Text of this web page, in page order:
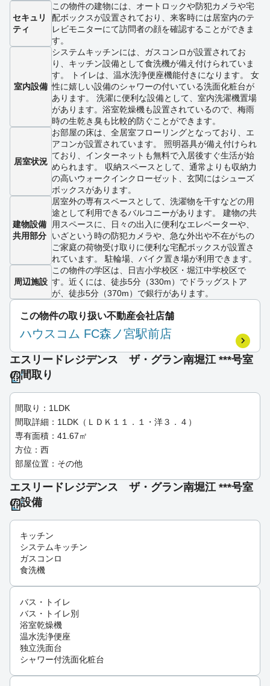
セキュリ
ティ
この物件の建物には、オートロックや防犯カメラや宅
配ボックスが設置されており、来客時には居室内のテ
レビモニターにて訪問者の顔を確認することができま
す。
室内設備
システムキッチンには、ガスコンロが設置されてお
り、キッチン設備として食洗機が備え付けられていま
す。 トイレは、温水洗浄便座機能付きになります。 女
性に嬉しい設備のシャワーの付いている洗面化粧台が
あります。 洗濯に便利な設備として、室内洗濯機置場
があります。浴室乾燥機も設置されているので、梅雨
時の生乾き臭も比較的防ぐことができます。
居室状況
お部屋の床は、全居室フローリングとなっており、エ
アコンが設置されています。 照明器具が備え付けられ
ており、インターネットも無料で入居後すぐ生活が始
められます。 収納スペースとして、通常よりも収納力
の高いウォークインクローゼット、玄関にはシューズ
ボックスがあります。
建物設備
共用部分
居室外の専有スペースとして、洗濯物を干すなどの用
途として利用できるバルコニーがあります。 建物の共
用スペースに、日々の出入に便利なエレベーターや、
いざという時の防犯カメラや、急な外出や不在がちの
ご家庭の荷物受け取りに便利な宅配ボックスが設置さ
れています。 駐輪場、バイク置き場が利用できます。
周辺施設
この物件の学区は、日吉小学校区・堀江中学校区で
す。近くには、徒歩5分（330m）でドラッグストア
が、徒歩5分（370m）で銀行があります。
この物件の取り扱い不動産会社店舗
ハウスコム FC森ノ宮駅前店
エスリードレジデンス ザ・グラン南堀江 ***号室
の間取り
間取り：1LDK
間取詳細：1LDK（ＬＤＫ１１．１・洋３．４）
専有面積：41.67㎡
方位：西
部屋位置：その他
エスリードレジデンス ザ・グラン南堀江 ***号室
の設備
キッチン
システムキッチン
ガスコンロ
食洗機
バス・トイレ
バス・トイレ別
浴室乾燥機
温水洗浄便座
独立洗面台
シャワー付洗面化粧台